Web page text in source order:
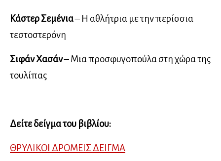
Κάστερ Σεμένια– Η αθλήτρια με την περίσσια
τεστοστερόνη
Σιφάν Χασάν– Μια προσφυγοπούλα στη χώρα της
τουλίπας
Δείτε δείγμα του βιβλίου:
ΘΡΥΛΙΚΟΙ ΔΡΟΜΕΙΣ ΔΕΙΓΜΑ